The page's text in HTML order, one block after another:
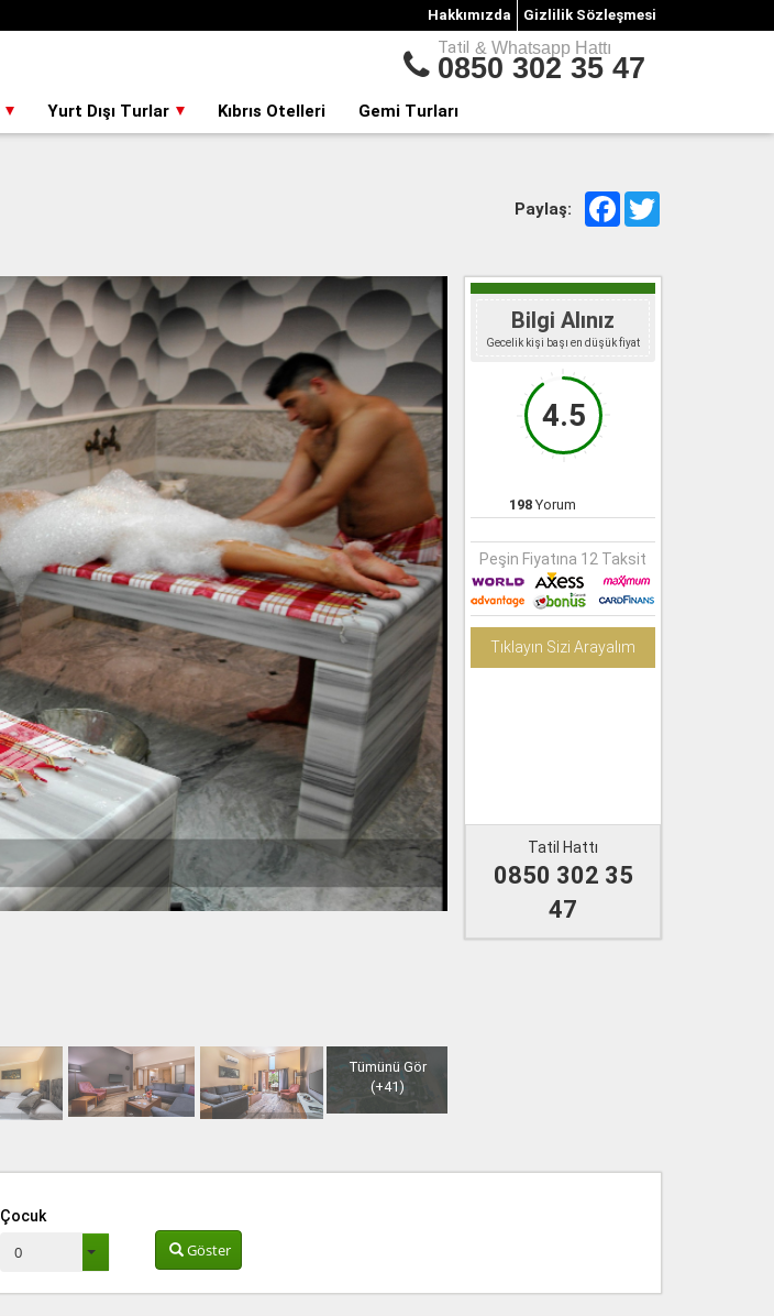
Gizlilik Sözleşmesi
Hakkımızda
Tatil & Whatsapp Hattı
0850 302 35 47
Yurt Dışı Turlar Kıbrıs Otelleri Gemi Turları
Paylaş: Facebook
Tümünü Gör
(+41)
Bilgi Alınız
Gecelik kişi başı en düşük fiyat
4.5
198Yorum
Peşin Fiyatına 12 Taksit
Tıklayın Sizi Arayalım
Tatil Hattı
0850 302 35
47
Çocuk
0 Göster